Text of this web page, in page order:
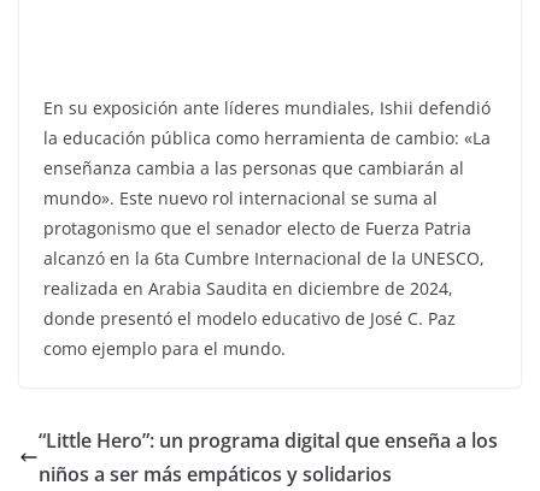
En su exposición ante líderes mundiales, Ishii defendió
la educación pública como herramienta de cambio: «La
enseñanza cambia a las personas que cambiarán al
mundo». Este nuevo rol internacional se suma al
protagonismo que el senador electo de Fuerza Patria
alcanzó en la 6ta Cumbre Internacional de la UNESCO,
realizada en Arabia Saudita en diciembre de 2024,
donde presentó el modelo educativo de José C. Paz
como ejemplo para el mundo.
“Little Hero”: un programa digital que enseña a los
niños a ser más empáticos y solidarios